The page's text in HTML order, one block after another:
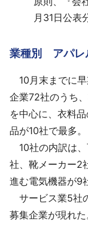
月31日公表
業種別 アパレ
10月末までに
企業72社のうち
を中心に、衣料
品が10社で最多。
10社の内訳は
社、靴メーカー2
進む電気機器が9
サービス業5社
募集企業が現れ